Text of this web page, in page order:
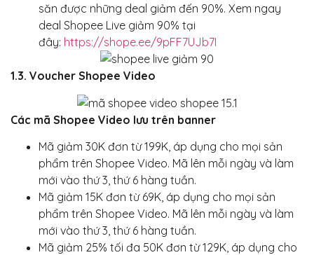
săn được những deal giảm đến 90%. Xem ngay
deal Shopee Live giảm 90% tại
đây: https://shope.ee/9pFF7UJb7I
1.3. Voucher Shopee Video
Các mã Shopee Video lưu trên banner
Mã giảm 30K đơn từ 199K, áp dụng cho mọi sản
phẩm trên Shopee Video. Mã lên mỗi ngày và làm
mới vào thứ 3, thứ 6 hàng tuần.
Mã giảm 15K đơn từ 69K, áp dụng cho mọi sản
phẩm trên Shopee Video. Mã lên mỗi ngày và làm
mới vào thứ 3, thứ 6 hàng tuần.
Mã giảm 25% tối đa 50K đơn từ 129K, áp dụng cho